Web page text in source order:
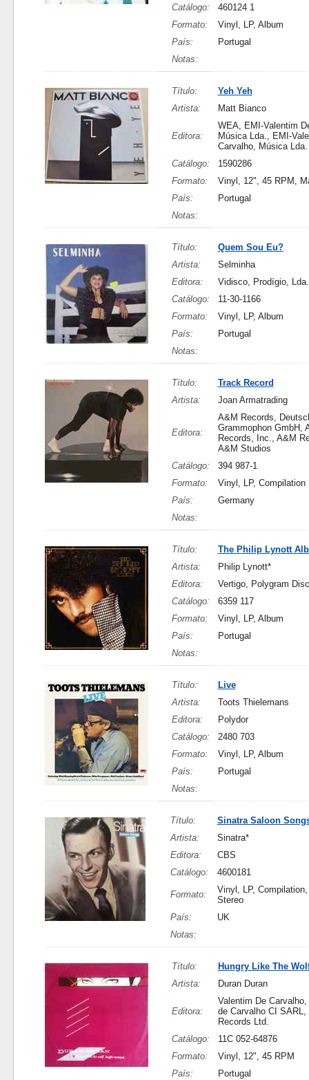
Catálogo:
460124 1
Formato:
Vinyl, LP, Album
País:
Portugal
Notas:
Título:
Yeh Yeh
Artista:
Matt Bianco
Editora:
WEA, EMI-Valentim
Música Lda., EMI-
Carvalho, Música Lda.
Catálogo:
1590286
Formato:
Vinyl, 12", 45 RPM,
País:
Portugal
Notas:
Título:
Quem Sou Eu?
Artista:
Selminha
Editora:
Vidisco, Prodígio, Lda.
Catálogo:
11-30-1166
Formato:
Vinyl, LP, Album
País:
Portugal
Notas:
Título:
Track Record
Artista:
Joan Armatrading
Editora:
A&M Records,
Grammophon GmbH,
Records, Inc., A&M
A&M Studios
Catálogo:
394 987-1
Formato:
Vinyl, LP, Compilation
País:
Germany
Notas:
Título:
The Philip Lynott
Artista:
Philip Lynott*
Editora:
Vertigo, Polygram
Catálogo:
6359 117
Formato:
Vinyl, LP, Album
País:
Portugal
Notas:
Título:
Live
Artista:
Toots Thielemans
Editora:
Polydor
Catálogo:
2480 703
Formato:
Vinyl, LP, Album
País:
Portugal
Notas:
Título:
Sinatra Saloon
Artista:
Sinatra*
Editora:
CBS
Catálogo:
4600181
Formato:
Vinyl, LP,
Stereo
País:
UK
Notas:
Título:
Hungry Like The
Artista:
Duran Duran
Editora:
Valentim De
de Carvalho CI SARL,
Records Ltd.
Catálogo:
11C 052-64876
Formato:
Vinyl, 12", 45 RPM
País:
Portugal